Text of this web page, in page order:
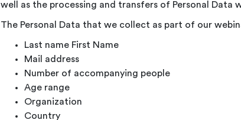
well as the processing and transfers of Personal
The Personal Data that we collect as part of our
Last name First Name
Mail address
Number of accompanying people
Age range
Organization
Country